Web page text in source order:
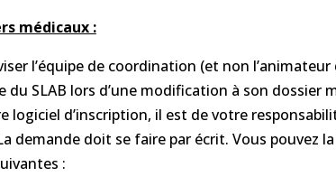
médicaux :
l’équipe de coordination (et non
du SLAB lors d’une modification à son dossier
logiciel d’inscription, il est de votre
demande doit se faire par écrit. Vous pouvez
: